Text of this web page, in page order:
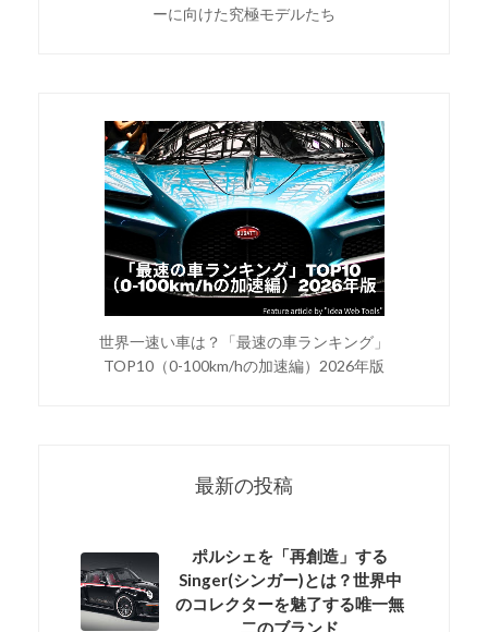
ーに向けた究極モデルたち
世界一速い車は？「最速の車ランキング」
TOP10（0-100km/hの加速編）2026年版
最新の投稿
ポルシェを「再創造」する
Singer(シンガー)とは？世界中
のコレクターを魅了する唯一無
二のブランド